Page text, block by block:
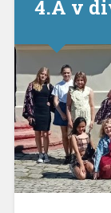
4.A v